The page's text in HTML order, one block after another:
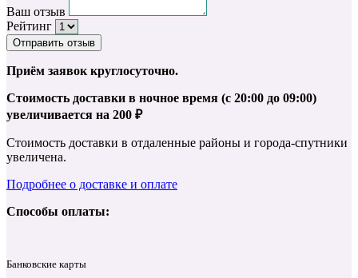
Ваш отзыв
Рейтинг
Отправить отзыв
Приём заявок круглосуточно.
Стоимость доставки в ночное время (с 20:00 до 09:00)
увеличивается на 200 ₽
Стоимость доставки в отдаленные районы и города-спутники
увеличена.
Подробнее о доставке и оплате
Способы оплаты:
Банковские карты